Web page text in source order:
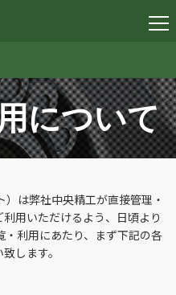
について
は弊社中央精工が直接管理・
用いただけるよう、日頃より
利用にあたり、まず下記の各
します。